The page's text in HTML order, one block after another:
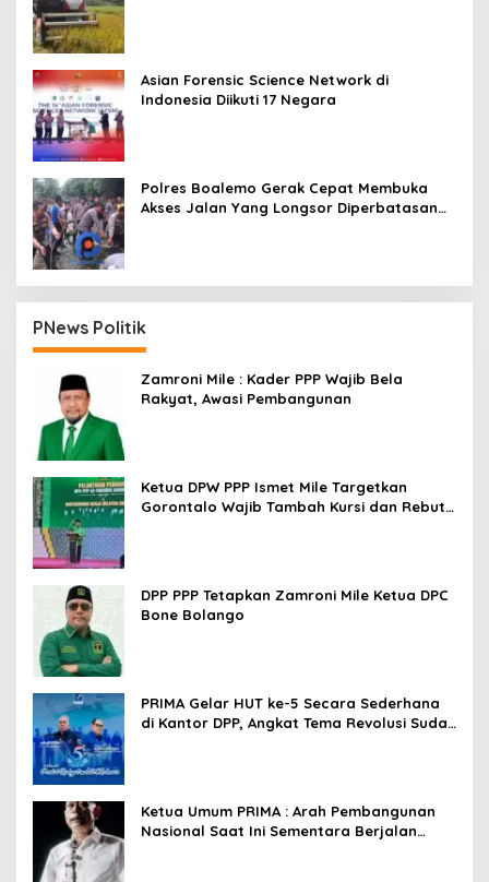
Asian Forensic Science Network di
Indonesia Diikuti 17 Negara
Polres Boalemo Gerak Cepat Membuka
Akses Jalan Yang Longsor Diperbatasan
PNews Politik
Zamroni Mile : Kader PPP Wajib Bela
Rakyat, Awasi Pembangunan
Ketua DPW PPP Ismet Mile Targetkan
Gorontalo Wajib Tambah Kursi dan Rebut
DPP PPP Tetapkan Zamroni Mile Ketua DPC
Bone Bolango
PRIMA Gelar HUT ke-5 Secara Sederhana
di Kantor DPP, Angkat Tema Revolusi Sudah
Ketua Umum PRIMA : Arah Pembangunan
Nasional Saat Ini Sementara Berjalan